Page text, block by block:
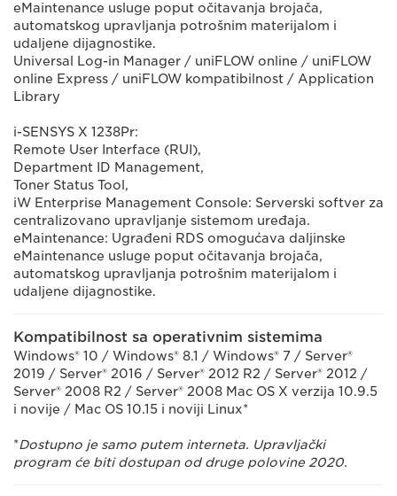
eMaintenance usluge poput očitavanja brojača,
automatskog upravljanja potrošnim materijalom i
udaljene dijagnostike.
Universal Log-in Manager / uniFLOW online / uniFLOW
online Express / uniFLOW kompatibilnost / Application
Library
i-SENSYS X 1238Pr:
Remote User Interface (RUI),
Department ID Management,
Toner Status Tool,
iW Enterprise Management Console: Serverski softver za
centralizovano upravljanje sistemom uređaja.
eMaintenance: Ugrađeni RDS omogućava daljinske
eMaintenance usluge poput očitavanja brojača,
automatskog upravljanja potrošnim materijalom i
udaljene dijagnostike.
Kompatibilnost sa operativnim sistemima
Windows® 10 / Windows® 8.1 / Windows® 7 / Server®
2019 / Server® 2016 / Server® 2012 R2 / Server® 2012 /
Server® 2008 R2 / Server® 2008 Mac OS X verzija 10.9.5
i novije / Mac OS 10.15 i noviji Linux*
*Dostupno je samo putem interneta. Upravljački
program će biti dostupan od druge polovine 2020.